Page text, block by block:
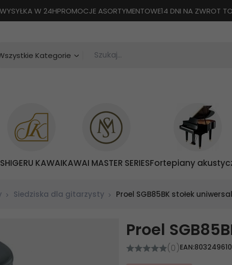
WYSYŁKA W 24HPROMOCJE ASORTYMENTOWE14 DNI NA ZWROT
categories_searcher
Kategorie Szukaj...
SHIGERU KAWAIKAWAI MASTER SERIESFortepiany
Siedziska dla gitarzysty Proel SGB85BK stołek
Proel
(0)EAN: